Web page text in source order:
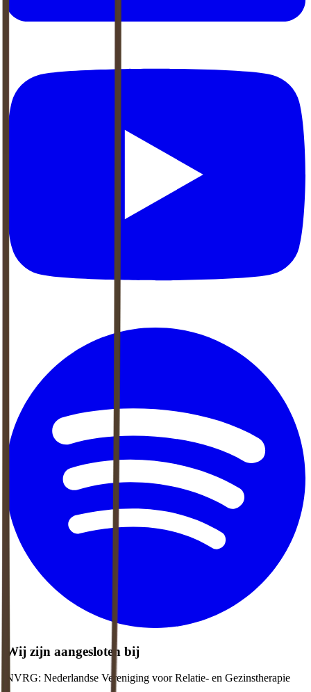
Wij zijn aangesloten bij
NVRG: Nederlandse Vereniging voor Relatie- en Gezinstherapie